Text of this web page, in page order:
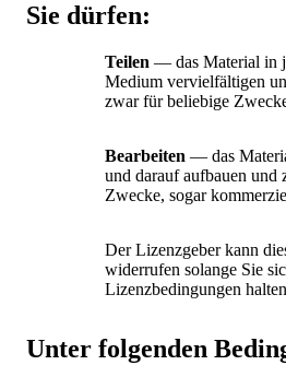
Sie dürfen:
Teilen — das Material in
Medium vervielfältigen
zwar für beliebige
Bearbeiten — das
und darauf aufbauen und
Zwecke, sogar
Der Lizenzgeber kann
widerrufen solange Sie
Lizenzbedingungen
Unter folgenden